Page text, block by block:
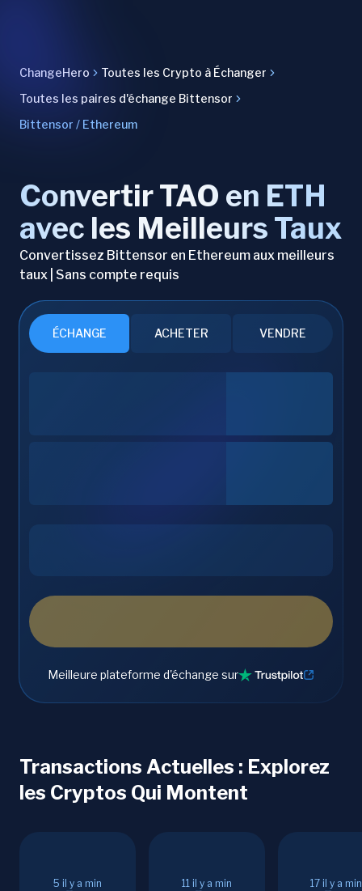
ChangeHero
Toutes les Crypto à Échanger
Toutes les paires d'échange Bittensor
Bittensor / Ethereum
Convertir TAO en ETH
avec les Meilleurs Taux
Convertissez Bittensor en Ethereum aux meilleurs
taux | Sans compte requis
ÉCHANGE ACHETER VENDRE
Meilleure plateforme d'échange sur
Transactions Actuelles : Explorez
les Cryptos Qui Montent
5 il y a min 11 il y a min 17 il y a min